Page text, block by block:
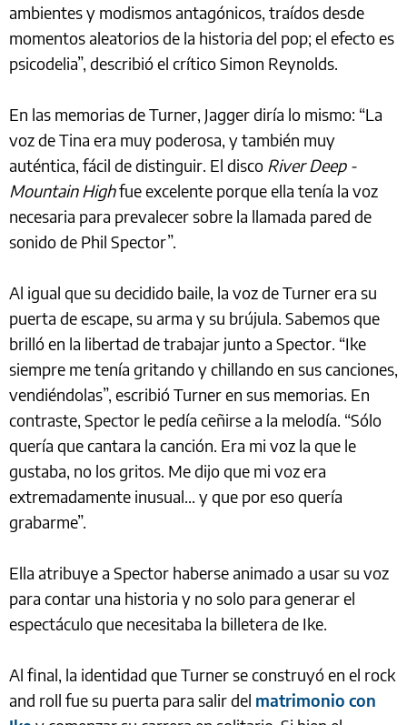
ambientes y modismos antagónicos, traídos desde
momentos aleatorios de la historia del pop; el efecto es
psicodelia”, describió el crítico Simon Reynolds.
En las memorias de Turner, Jagger diría lo mismo: “La
voz de Tina era muy poderosa, y también muy
auténtica, fácil de distinguir. El disco River Deep -
Mountain Highfue excelente porque ella tenía la voz
necesaria para prevalecer sobre la llamada pared de
sonido de Phil Spector”.
Al igual que su decidido baile, la voz de Turner era su
puerta de escape, su arma y su brújula. Sabemos que
brilló en la libertad de trabajar junto a Spector. “Ike
siempre me tenía gritando y chillando en sus canciones,
vendiéndolas”, escribió Turner en sus memorias. En
contraste, Spector le pedía ceñirse a la melodía. “Sólo
quería que cantara la canción. Era mi voz la que le
gustaba, no los gritos. Me dijo que mi voz era
extremadamente inusual... y que por eso quería
grabarme”.
Ella atribuye a Spector haberse animado a usar su voz
para contar una historia y no solo para generar el
espectáculo que necesitaba la billetera de Ike.
Al final, la identidad que Turner se construyó en el rock
and roll fue su puerta para salir del matrimonio con